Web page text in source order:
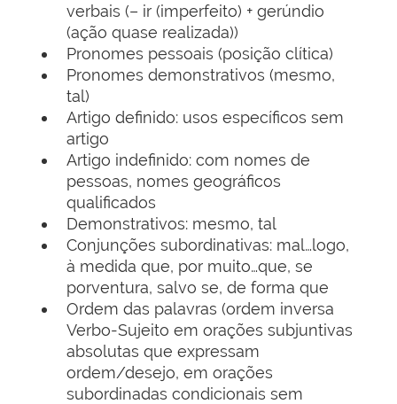
verbais (– ir (imperfeito) + gerúndio
(ação quase realizada))
Pronomes pessoais (posição clítica)
Pronomes demonstrativos (mesmo,
tal)
Artigo definido: usos específicos sem
artigo
Artigo indefinido: com nomes de
pessoas, nomes geográficos
qualificados
Demonstrativos: mesmo, tal
Conjunções subordinativas: mal…logo,
à medida que, por muito…que, se
porventura, salvo se, de forma que
Ordem das palavras (ordem inversa
Verbo-Sujeito em orações subjuntivas
absolutas que expressam
ordem/desejo, em orações
subordinadas condicionais sem